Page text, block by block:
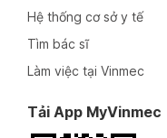
Hệ thống cơ sở y tế
Tìm bác sĩ
Làm việc tại Vinmec
Tải App MyVinmec